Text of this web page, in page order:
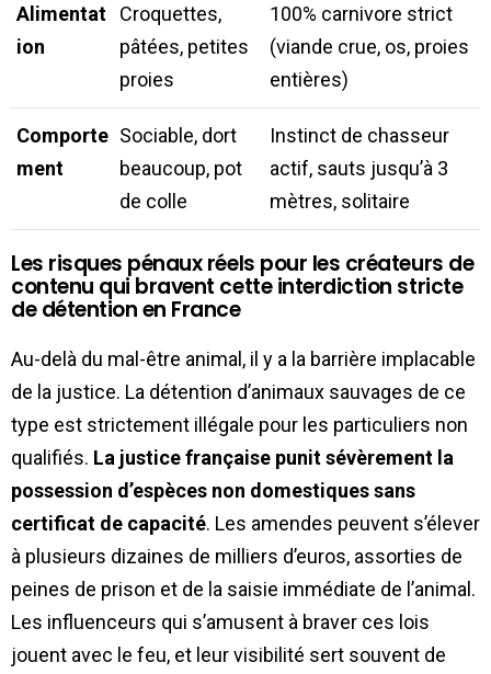
Alimentat
ion
Croquettes,
pâtées, petites
proies
100% carnivore strict
(viande crue, os, proies
entières)
Comporte
ment
Sociable, dort
beaucoup, pot
de colle
Instinct de chasseur
actif, sauts jusqu’à 3
mètres, solitaire
Les risques pénaux réels pour les créateurs de
contenu qui bravent cette interdiction stricte
de détention en France
Au-delà du mal-être animal, il y a la barrière implacable
de la justice. La détention d’animaux sauvages de ce
type est strictement illégale pour les particuliers non
qualifiés. La justice française punit sévèrement la
possession d’espèces non domestiques sans
certificat de capacité. Les amendes peuvent s’élever
à plusieurs dizaines de milliers d’euros, assorties de
peines de prison et de la saisie immédiate de l’animal.
Les influenceurs qui s’amusent à braver ces lois
jouent avec le feu, et leur visibilité sert souvent de